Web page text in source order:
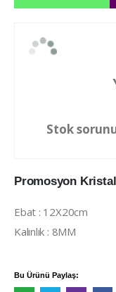
Stok
Promosyon
Ebat : 12X20cm
Kalınlık : 8MM
Bu Ürünü Paylaş: